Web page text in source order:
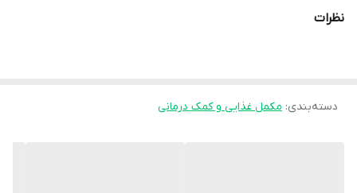
هر جعبه از مکمل لیزین یوروویتال، برای مصرف 30 روز کافی می‌باشد.
نظرات
دسته‌بندی: مکمل غذایی و کمک درمانی